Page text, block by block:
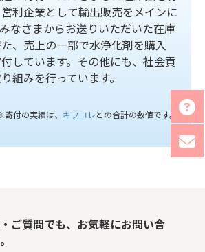
利企業として輸出販売をメインに
なさまからお送りいただいた在庫
、売上の一部で水浄化剤を購入
しています。その他にも、社会貢
組みを行っています。
付の実績は、 キフコレとの合計の数値です。
ご質問でも、お気軽にお問い合